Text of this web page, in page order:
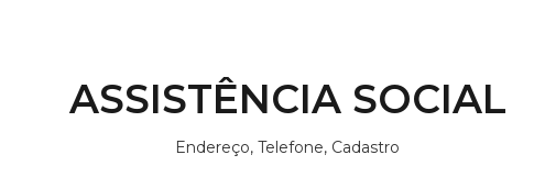
ASSISTÊNCIA SOCIAL
Endereço, Telefone, Cadastro